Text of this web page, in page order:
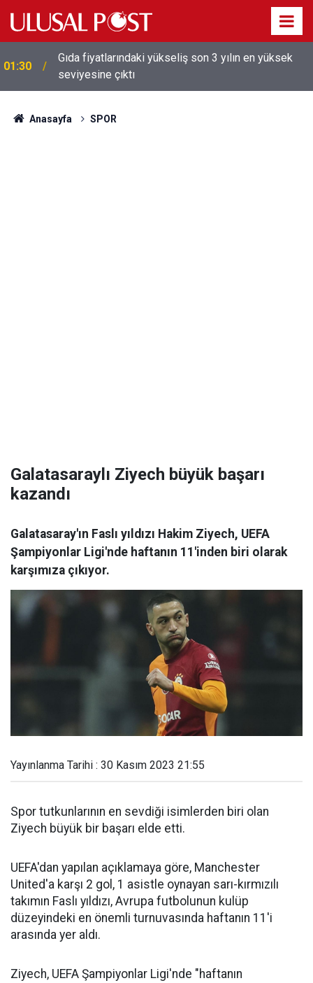
01:26
Galatasaray'dan sekiz kişi hakkında savcılığa suç
duyurusu
Anasayfa SPOR
Galatasaraylı Ziyech büyük başarı
kazandı
Galatasaray'ın Faslı yıldızı Hakim Ziyech, UEFA
Şampiyonlar Ligi'nde haftanın 11'inden biri olarak
karşımıza çıkıyor.
Yayınlanma Tarihi : 30 Kasım 2023 21:55
Spor tutkunlarının en sevdiği isimlerden biri olan
Ziyech büyük bir başarı elde etti.
UEFA'dan yapılan açıklamaya göre, Manchester
United'a karşı 2 gol, 1 asistle oynayan sarı-kırmızılı
takımın Faslı yıldızı, Avrupa futbolunun kulüp
düzeyindeki en önemli turnuvasında haftanın 11'i
arasında yer aldı.
Ziyech, UEFA Şampiyonlar Ligi'nde "haftanın